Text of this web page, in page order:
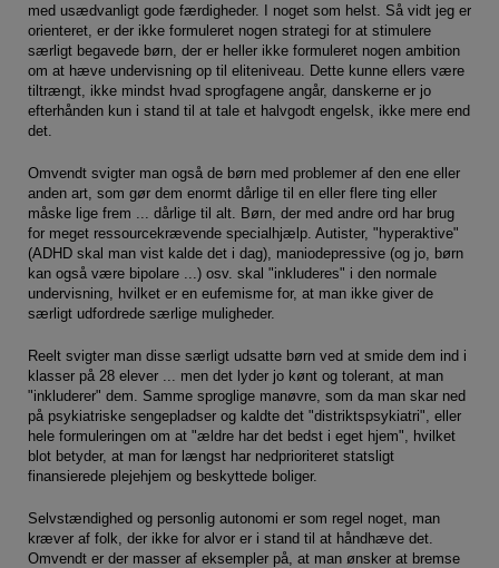
med usædvanligt gode færdigheder. I noget som helst. Så vidt jeg er
orienteret, er der ikke formuleret nogen strategi for at stimulere
særligt begavede børn, der er heller ikke formuleret nogen ambition
om at hæve undervisning op til eliteniveau. Dette kunne ellers være
tiltrængt, ikke mindst hvad sprogfagene angår, danskerne er jo
efterhånden kun i stand til at tale et halvgodt engelsk, ikke mere end
det.
Omvendt svigter man også de børn med problemer af den ene eller
anden art, som gør dem enormt dårlige til en eller flere ting eller
måske lige frem ... dårlige til alt. Børn, der med andre ord har brug
for meget ressourcekrævende specialhjælp. Autister, "hyperaktive"
(ADHD skal man vist kalde det i dag), maniodepressive (og jo, børn
kan også være bipolare ...) osv. skal "inkluderes" i den normale
undervisning, hvilket er en eufemisme for, at man ikke giver de
særligt udfordrede særlige muligheder.
Reelt svigter man disse særligt udsatte børn ved at smide dem ind i
klasser på 28 elever ... men det lyder jo kønt og tolerant, at man
"inkluderer" dem. Samme sproglige manøvre, som da man skar ned
på psykiatriske sengepladser og kaldte det "distriktspsykiatri", eller
hele formuleringen om at "ældre har det bedst i eget hjem", hvilket
blot betyder, at man for længst har nedprioriteret statsligt
finansierede plejehjem og beskyttede boliger.
Selvstændighed og personlig autonomi er som regel noget, man
kræver af folk, der ikke for alvor er i stand til at håndhæve det.
Omvendt er der masser af eksempler på, at man ønsker at bremse